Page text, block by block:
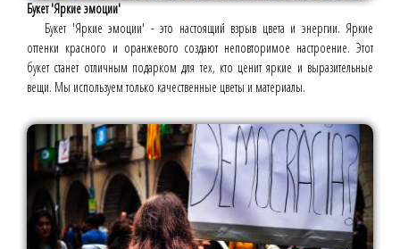
Букет 'Яркие эмоции'
Букет 'Яркие эмоции' - это настоящий взрыв цвета и энергии. Яркие
оттенки красного и оранжевого создают неповторимое настроение. Этот
букет станет отличным подарком для тех, кто ценит яркие и выразительные
вещи. Мы используем только качественные цветы и материалы.